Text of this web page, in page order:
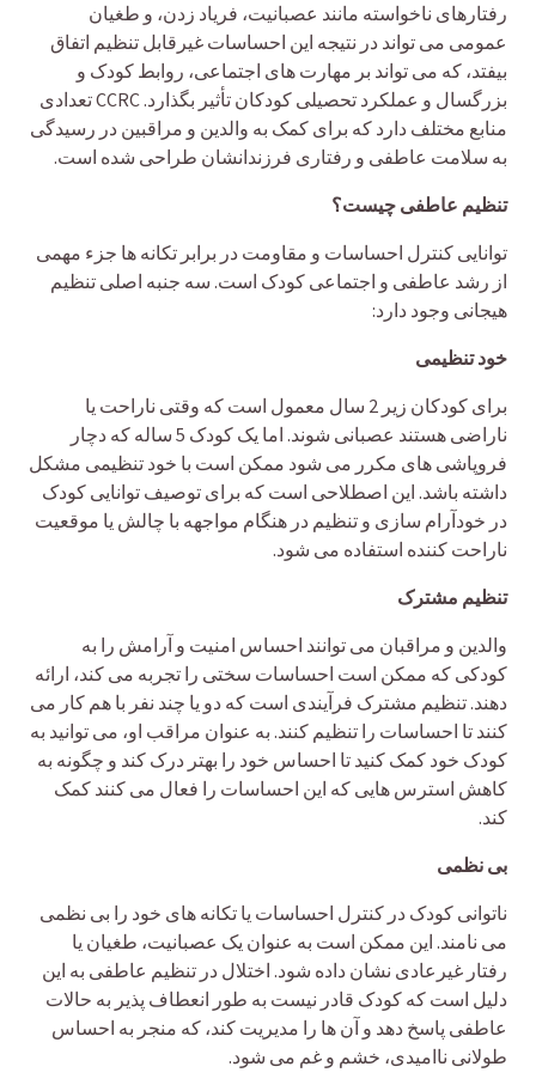
رفتارهای ناخواسته مانند عصبانیت، فریاد زدن، و طغیان
عمومی می تواند در نتیجه این احساسات غیرقابل تنظیم اتفاق
بیفتد، که می تواند بر مهارت های اجتماعی، روابط کودک و
بزرگسال و عملکرد تحصیلی کودکان تأثیر بگذارد. CCRC تعدادی
منابع مختلف دارد که برای کمک به والدین و مراقبین در رسیدگی
به سلامت عاطفی و رفتاری فرزندانشان طراحی شده است.
تنظیم عاطفی چیست؟
توانایی کنترل احساسات و مقاومت در برابر تکانه ها جزء مهمی
از رشد عاطفی و اجتماعی کودک است. سه جنبه اصلی تنظیم
هیجانی وجود دارد:
خود تنظیمی
برای کودکان زیر 2 سال معمول است که وقتی ناراحت یا
ناراضی هستند عصبانی شوند. اما یک کودک 5 ساله که دچار
فروپاشی های مکرر می شود ممکن است با خود تنظیمی مشکل
داشته باشد. این اصطلاحی است که برای توصیف توانایی کودک
در خودآرام سازی و تنظیم در هنگام مواجهه با چالش یا موقعیت
ناراحت کننده استفاده می شود.
تنظیم مشترک
والدین و مراقبان می توانند احساس امنیت و آرامش را به
کودکی که ممکن است احساسات سختی را تجربه می کند، ارائه
دهند. تنظیم مشترک فرآیندی است که دو یا چند نفر با هم کار می
کنند تا احساسات را تنظیم کنند. به عنوان مراقب او، می توانید به
کودک خود کمک کنید تا احساس خود را بهتر درک کند و چگونه به
کاهش استرس هایی که این احساسات را فعال می کنند کمک
کند.
بی نظمی
ناتوانی کودک در کنترل احساسات یا تکانه های خود را بی نظمی
می نامند. این ممکن است به عنوان یک عصبانیت، طغیان یا
رفتار غیرعادی نشان داده شود. اختلال در تنظیم عاطفی به این
دلیل است که کودک قادر نیست به طور انعطاف پذیر به حالات
عاطفی پاسخ دهد و آن ها را مدیریت کند، که منجر به احساس
طولانی ناامیدی، خشم و غم می شود.